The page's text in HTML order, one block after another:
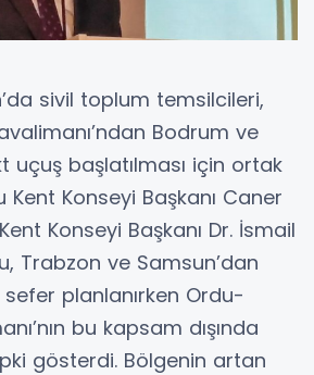
sivil toplum temsilcileri,
Bodrum ve
uçuş başlatılması için ortak
Kent Konseyi Başkanı Caner
Konseyi Başkanı Dr. İsmail
Trabzon ve Samsun’dan
planlanırken Ordu-
bu kapsam dışında
gösterdi. Bölgenin artan